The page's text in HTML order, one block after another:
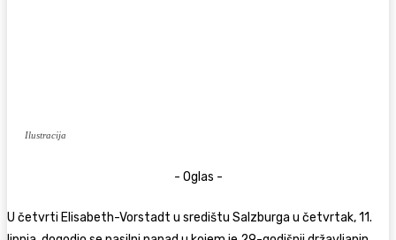
Ilustracija
- Oglas -
U četvrti Elisabeth-Vorstadt u središtu Salzburga u četvrtak, 11.